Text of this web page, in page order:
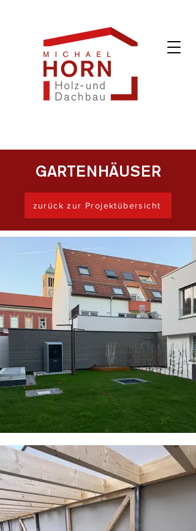
GARTENHÄUSER
zurück zur Projektübersicht